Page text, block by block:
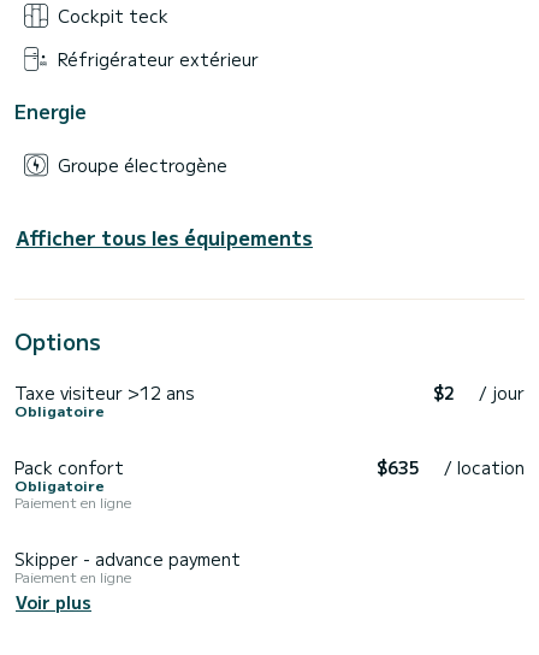
Cockpit teck
Réfrigérateur extérieur
Energie
Groupe électrogène
Afficher tous les équipements
Options
Taxe visiteur >12 ans
Obligatoire
$2 / jour
Pack confort
Obligatoire
Paiement en ligne
$635 / location
Skipper - advance payment
Paiement en ligne
Voir plus